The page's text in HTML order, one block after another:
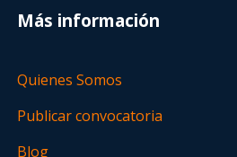
Más información
Quienes Somos
Publicar convocatoria
Blog